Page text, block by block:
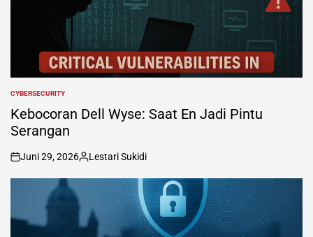
POSTED
IN
CYBERSECURITY
Kebocoran Dell Wyse: Saat En Jadi Pintu
Serangan
on
Juni 29, 2026
Posted
by
Lestari Sukidi